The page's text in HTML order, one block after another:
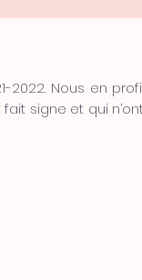
2022. Nous en
signe et qui